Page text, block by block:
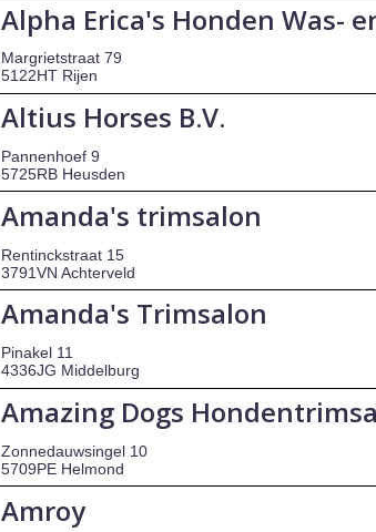
Alpha Erica's Honden Was-
Margrietstraat 79
5122HT Rijen
Altius Horses B.V.
Pannenhoef 9
5725RB Heusden
Amanda's trimsalon
Rentinckstraat 15
3791VN Achterveld
Amanda's Trimsalon
Pinakel 11
4336JG Middelburg
Amazing Dogs
Zonnedauwsingel 10
5709PE Helmond
Amroy